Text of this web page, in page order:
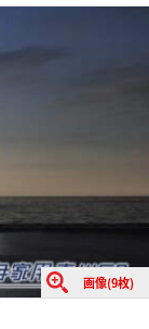
画像(9枚)